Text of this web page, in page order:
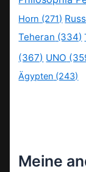
Horn (271)
Teheran (334)
(367) UNO
Ägypten (243)
Meine